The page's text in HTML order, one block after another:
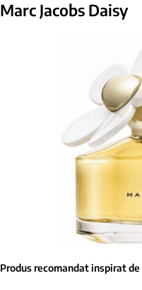
Marc Jacobs Daisy
Produs recomandat inspirat de